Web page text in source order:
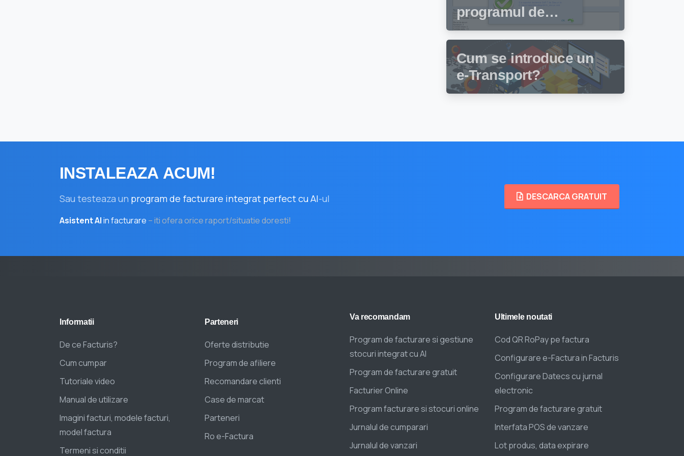
programul de
facturare și gestiune
stocuri Facturis
Cum se introduce un
e-Transport?
INSTALEAZA ACUM!
Sau testeaza un program de facturare integrat perfect cu AI-ul
Asistent AIin facturare – iti ofera orice raport/situatie doresti!
DESCARCA GRATUIT
Informatii
De ce Facturis?
Cum cumpar
Tutoriale video
Manual de utilizare
Imagini facturi, modele facturi,
model factura
Termeni si conditii
Parteneri
Oferte distributie
Program de afiliere
Recomandare clienti
Case de marcat
Parteneri
Ro e-Factura
Va recomandam
Program de facturare si gestiune
stocuri integrat cu AI
Program de facturare gratuit
Facturier Online
Program facturare si stocuri online
Jurnalul de cumparari
Jurnalul de vanzari
Ultimele noutati
Cod QR RoPay pe factura
Configurare e-Factura in Facturis
Configurare Datecs cu jurnal
electronic
Program de facturare gratuit
Interfata POS de vanzare
Lot produs, data expirare